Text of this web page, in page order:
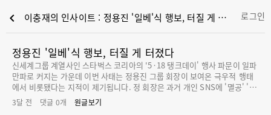
chevron_left 이충재의 인사이트 : 정용진 '일베'식 행보, 터질 게 터졌다 로그인
정용진 '일베'식 행보, 터질 게 터졌다
신세계그룹 계열사인 스타벅스 코리아의 '5·18 탱크데이' 행사 파문이 일파
만파로 커지는 가운데 이번 사태는 정용진 그룹 회장이 보여온 극우적 행태
에서 비롯됐다는 지적이 제기됩니다. 정 회장은 과거 개인 SNS에 '멸공' '우
리의 적은 공산당' 같은 게시글을 올려 정치적 편향 논란을 불러 일으킨 데
이어, 극우 정치·종교 성향 단체를 후원했다는 의혹까지 제기된 바 있습니
3달 전 댓글 0개 원글보기